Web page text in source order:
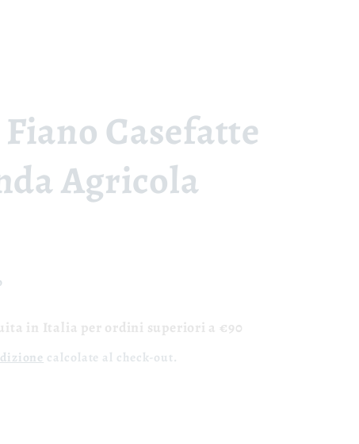
Casefatte
Agricola
in Italia per ordini superiori a €90
calcolate al check-out.